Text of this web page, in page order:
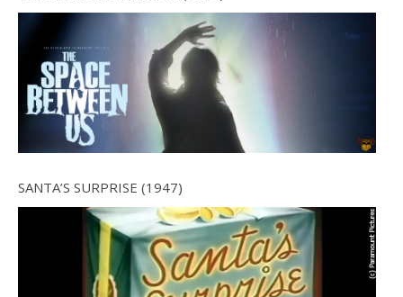
SANTA’S SURPRISE (1947)